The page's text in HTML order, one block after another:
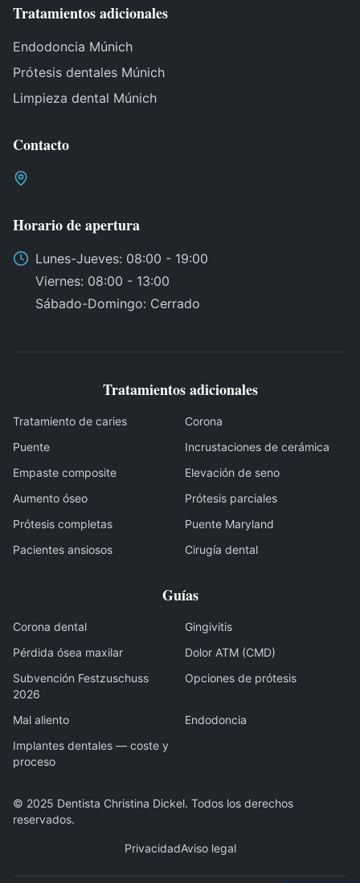
Tratamientos adicionales
Endodoncia Múnich
Prótesis dentales Múnich
Limpieza dental Múnich
Contacto
Horario de apertura
Lunes-Jueves: 08:00 - 19:00
Viernes: 08:00 - 13:00
Sábado-Domingo: Cerrado
Tratamientos adicionales
Tratamiento de caries
Corona
Puente
Incrustaciones de cerámica
Empaste composite
Elevación de seno
Aumento óseo
Prótesis parciales
Prótesis completas
Puente Maryland
Pacientes ansiosos
Cirugía dental
Guías
Corona dental
Gingivitis
Pérdida ósea maxilar
Dolor ATM (CMD)
Subvención Festzuschuss
2026
Opciones de prótesis
Mal aliento
Endodoncia
Implantes dentales — coste y
proceso
© 2025 Dentista Christina Dickel. Todos los derechos
reservados.
PrivacidadAviso legal